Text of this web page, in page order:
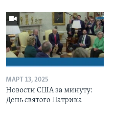
МАРТ 13, 2025
Новости США за минуту:
День святого Патрика